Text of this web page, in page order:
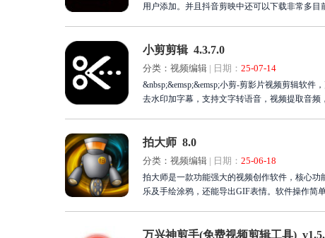
用户添加。并且抖音剪映中还可以下载非常多
小剪剪辑 4.3.7.0
分类：视频编辑 | 日期： 25-07-14
&nbsp;&emsp;&emsp;小剪-剪影片视频剪辑软
去水印加字幕，支持文字转语音，视频提取音频
拍大师 8.0
分类：视频编辑 | 日期： 25-06-18
拍大师是一款功能强大的视频创作软件，核心
乐及手绘涂鸦，还能导出GIF表情。软件操作简
万兴神剪手(免费视频剪辑工具)